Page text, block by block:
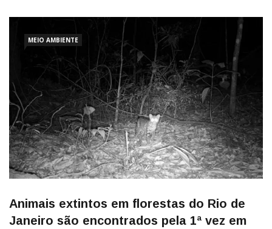
caverna de Font-de-Gaume, no sudoeste da França. A
descoberta, baseada na identificação
MEIO AMBIENTE
Animais extintos em florestas do Rio de
Janeiro são encontrados pela 1ª vez em